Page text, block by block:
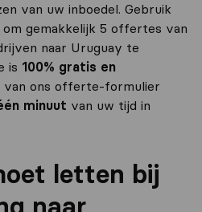
van uw inboedel. Gebruik
gemakkelijk 5 offertes van
naar Uruguay te
is 100% gratis en
van ons offerte-formulier
minuut van uw tijd in
letten bij